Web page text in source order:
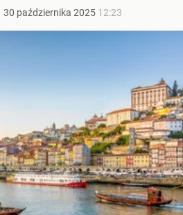
30 października 2025 12:23